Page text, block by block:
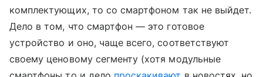
комплектующих, то со смартфоном так не выйдет.
Дело в том, что смартфон — это готовое
устройство и оно, чаще всего, соответствуют
своему ценовому сегменту (хотя модульные